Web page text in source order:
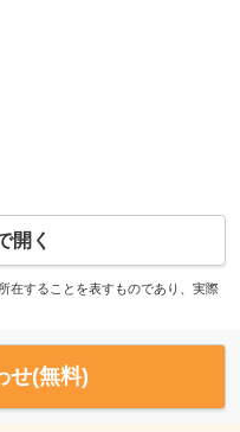
開く
在することを表すものであり、実際
せ(無料)